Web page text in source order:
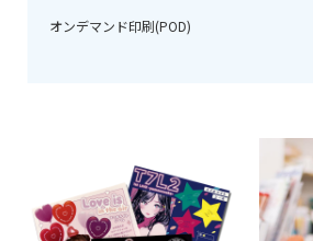
オンデマンド印刷(POD)